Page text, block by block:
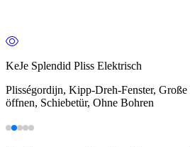
KeJe Splendid Pliss Elektrisch
Plisségordijn, Kipp-Dreh-Fenster, Große
öffnen, Schiebetür, Ohne Bohren